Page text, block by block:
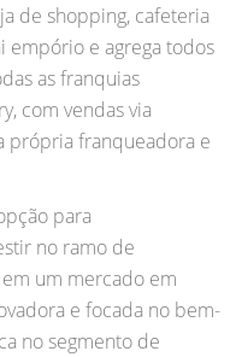
de shopping, cafeteria
empório e agrega todos
as franquias
com vendas via
própria franqueadora e
para
no ramo de
um mercado em
e focada no bem-
no segmento de